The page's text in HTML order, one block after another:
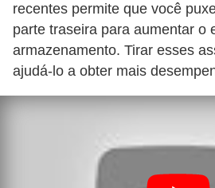
recentes permite que você
parte traseira para aumentar o
armazenamento. Tirar esses
ajudá-lo a obter mais